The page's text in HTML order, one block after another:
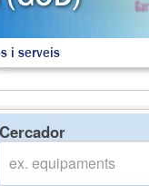
i serveis
Cercador